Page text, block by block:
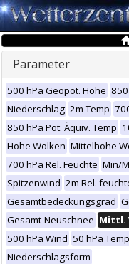
Parameter
500 hPa Geopot. Höhe
Niederschlag 2m Temp
850 hPa Pot. Äquiv. Temp
Hohe Wolken Mittelhohe
700 hPa Rel. Feuchte Min/
Spitzenwind 2m Rel.
Gesamtbedeckungsgrad
Gesamt-Neuschnee Mittl.
500 hPa Wind 50 hPa Temp
Niederschlagsform